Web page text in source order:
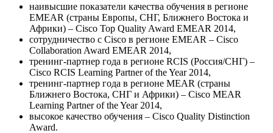
наивысшие показатели качества обучения в регионе
EMEAR (страны Европы, СНГ, Ближнего Востока и
Африки) – Cisco Top Quality Award EMEAR 2014,
сотрудничество с Cisco в регионе EMEAR – Cisco
Collaboration Award EMEAR 2014,
тренинг-партнер года в регионе RCIS (Россия/СНГ) –
Cisco RCIS Learning Partner of the Year 2014,
тренинг-партнер года в регионе MEAR (страны
Ближнего Востока, СНГ и Африки) – Cisco MEAR
Learning Partner of the Year 2014,
высокое качество обучения – Cisco Quality Distinction
Award.